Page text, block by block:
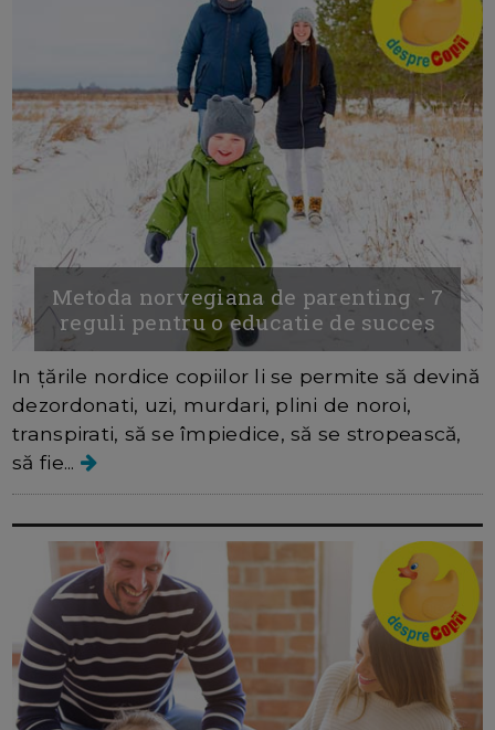
Metoda norvegiana de parenting - 7
reguli pentru o educatie de succes
In țările nordice copiilor li se permite să devină
dezordonati, uzi, murdari, plini de noroi,
transpirati, să se împiedice, să se stropească,
să fie...